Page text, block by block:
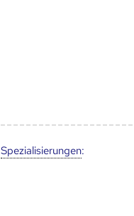
Speziali­sierungen: